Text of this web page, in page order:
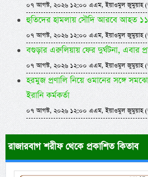
০৭ আগস্ট, ২০২৬ ১২:০০ এএম, ইয়াওমুল জুমুয়াহ
হুতিদের হামলায় সৌদি আরবে আহত ১১
০৭ আগস্ট, ২০২৬ ১২:০০ এএম, ইয়াওমুল জুমুয়াহ
বগুড়ার এরুলিয়ায় ফের দুর্ঘটনা, এবার
০৭ আগস্ট, ২০২৬ ১২:০০ এএম, ইয়াওমুল জুমুয়াহ
হরমুজ প্রণালি নিয়ে ওমানের সঙ্গে
ইরানি কর্মকর্তা
০৭ আগস্ট, ২০২৬ ১২:০০ এএম, ইয়াওমুল জুমুয়াহ
রাজারবাগ শরীফ থেকে প্রকাশিত কিতাব